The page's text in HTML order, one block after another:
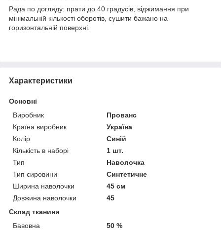
Рада по догляду: прати до 40 градусів, віджимання при
мінімальній кількості оборотів, сушити бажано на
горизонтальній поверхні.
Характеристики
Основні
Виробник
Прованс
Країна виробник
Україна
Колір
Синій
Кількість в наборі
1 шт.
Тип
Наволочка
Тип сировини
Синтетичне
Ширина наволочки
45 см
Довжина наволочки
45
Склад тканини
Бавовна
50 %